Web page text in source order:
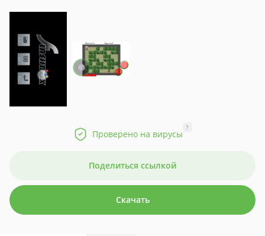
Проверено на вирусы
?
Поделиться ссылкой
Скачать